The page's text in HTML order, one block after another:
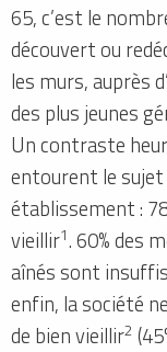
65, c’est le
découvert ou
les murs, auprès
des plus jeunes
Un contraste
entourent le sujet
établissement :
vieillir1. 60% des
aînés sont
enfin, la société
de bien vieillir2